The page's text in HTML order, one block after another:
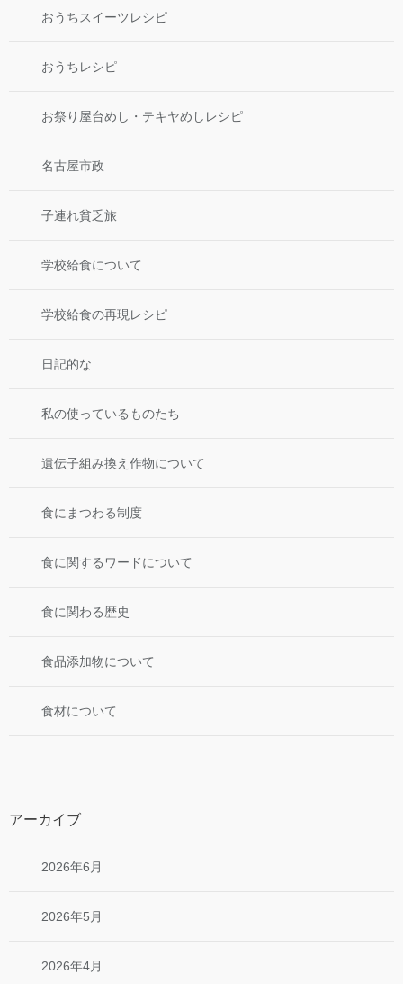
おうちスイーツレシピ
おうちレシピ
お祭り屋台めし・テキヤめしレシピ
名古屋市政
子連れ貧乏旅
学校給食について
学校給食の再現レシピ
日記的な
私の使っているものたち
遺伝子組み換え作物について
食にまつわる制度
食に関するワードについて
食に関わる歴史
食品添加物について
食材について
アーカイブ
2026年6月
2026年5月
2026年4月